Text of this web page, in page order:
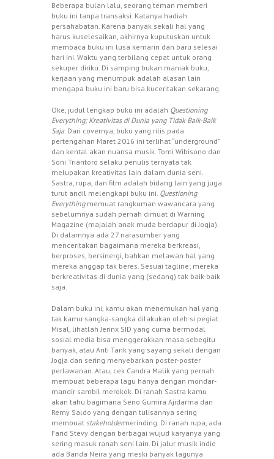
Beberapa bulan lalu, seorang teman memberi
buku ini tanpa transaksi. Katanya hadiah
persahabatan. Karena banyak sekali hal yang
harus kuselesaikan, akhirnya kuputuskan untuk
membaca buku ini lusa kemarin dan baru selesai
hari ini. Waktu yang terbilang cepat untuk orang
sekuper diriku. Di samping bukan maniak buku,
kerjaan yang menumpuk adalah alasan lain
mengapa buku ini baru bisa kuceritakan sekarang.
Oke, judul lengkap buku ini adalah Questioning
Everything; Kreativitas di Dunia yang Tidak Baik-Baik
Saja. Dari covernya, buku yang rilis pada
pertengahan Maret 2016 ini terlihat “underground”
dan kental akan nuansa musik. Tomi Wibisono dan
Soni Triantoro selaku penulis ternyata tak
melupakan kreativitas lain dalam dunia seni.
Sastra, rupa, dan film adalah bidang lain yang juga
turut andil melengkapi buku ini. Questioning
Everythingmemuat rangkuman wawancara yang
sebelumnya sudah pernah dimuat di Warning
Magazine (majalah anak muda berdapur di Jogja).
Di dalamnya ada 27 narasumber yang
menceritakan bagaimana mereka berkreasi,
berproses, bersinergi, bahkan melawan hal yang
mereka anggap tak beres. Sesuai tagline; mereka
berkreativitas di dunia yang (sedang) tak baik-baik
saja.
Dalam buku ini, kamu akan menemukan hal yang
tak kamu sangka-sangka dilakukan oleh si pegiat.
Misal, lihatlah Jerinx SID yang cuma bermodal
sosial media bisa menggerakkan masa sebegitu
banyak, atau Anti Tank yang sayang sekali dengan
Jogja dan sering menyebarkan poster-poster
perlawanan. Atau, cek Candra Malik yang pernah
membuat beberapa lagu hanya dengan mondar-
mandir sambil merokok. Di ranah Sastra kamu
akan tahu bagimana Seno Gumira Ajidarma dan
Remy Saldo yang dengan tulisannya sering
membuat stakeholdermerinding. Di ranah rupa, ada
Farid Stevy dengan berbagai wujud karyanya yang
sering masuk ranah seni lain. Di jalur musik indie
ada Banda Neira yang meski banyak lagunya